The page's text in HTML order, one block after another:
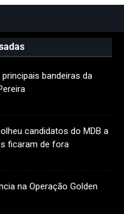
bandeiras da
candidatos do MDB a
ficaram de fora
na Operação Golden